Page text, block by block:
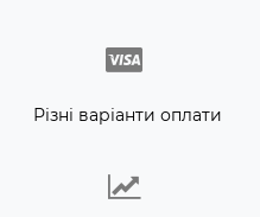
Різні варіанти оплати